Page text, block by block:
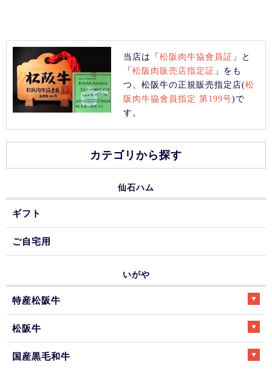
当店は「松阪肉牛協會員証 」と
「松阪肉販売店指定証 」をも
つ、松阪牛の正規販売指定店(松
阪肉牛協會員指定 第199号)で
す。
カテゴリから探す
仙石ハム
ギフト
ご自宅用
いがや
特産松阪牛
松阪牛
国産黒毛和牛